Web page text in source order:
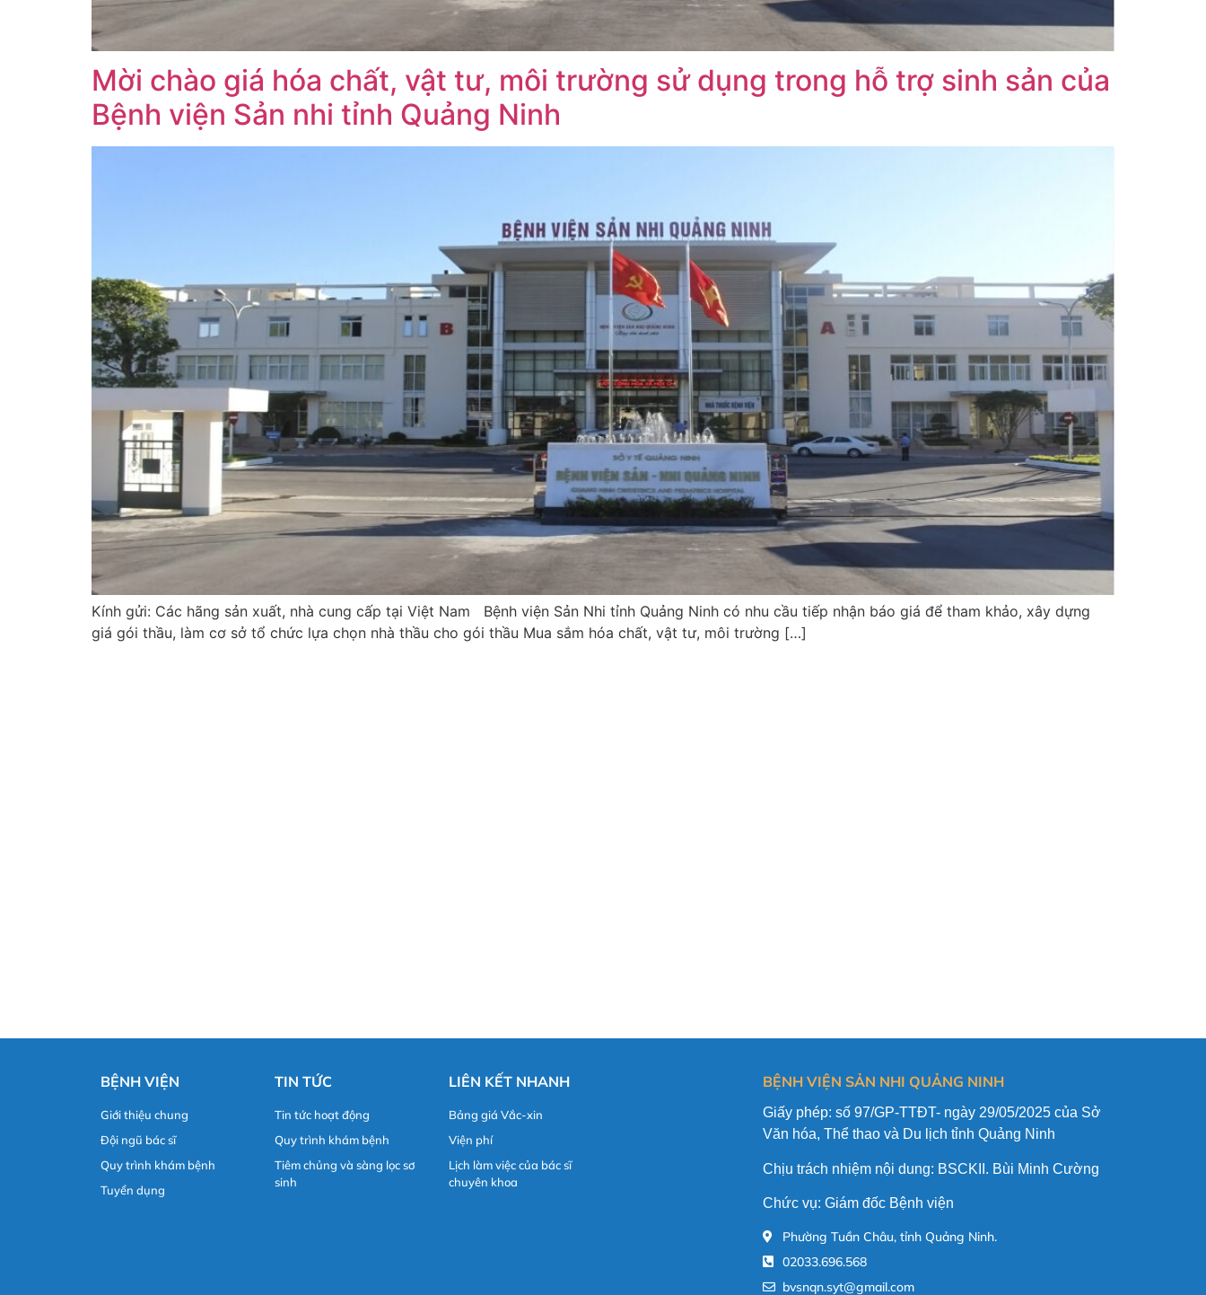
Mời chào giá hóa chất, vật tư, môi trường sử dụng trong hỗ trợ sinh sản của
Bệnh viện Sản nhi tỉnh Quảng Ninh
Kính gửi: Các hãng sản xuất, nhà cung cấp tại Việt Nam Bệnh viện Sản Nhi tỉnh Quảng Ninh có nhu cầu tiếp nhận báo giá để tham khảo, xây dựng
giá gói thầu, làm cơ sở tổ chức lựa chọn nhà thầu cho gói thầu Mua sắm hóa chất, vật tư, môi trường […]
BỆNH VIỆN
Giới thiệu chung
Đội ngũ bác sĩ
Quy trình khám bệnh
Tuyển dụng
TIN TỨC
Tin tức hoạt động
Quy trình khám bệnh
Tiêm chủng và sàng lọc sơ
sinh
LIÊN KẾT NHANH
Bảng giá Vắc-xin
Viện phí
Lịch làm việc của bác sĩ
chuyên khoa
BỆNH VIỆN SẢN NHI QUẢNG NINH
Giấy phép: số 97/GP-TTĐT- ngày 29/05/2025 của Sở
Văn hóa, Thể thao và Du lịch tỉnh Quảng Ninh
Chịu trách nhiệm nội dung: BSCKII. Bùi Minh Cường
Chức vụ: Giám đốc Bệnh viện
Phường Tuần Châu, tỉnh Quảng Ninh.
02033.696.568
bvsnqn.syt@gmail.com